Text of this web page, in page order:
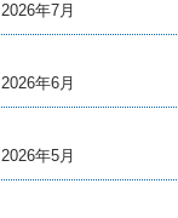
2026年7月
2026年6月
2026年5月